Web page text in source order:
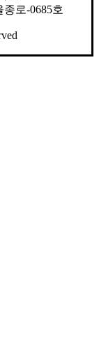
로-0685호